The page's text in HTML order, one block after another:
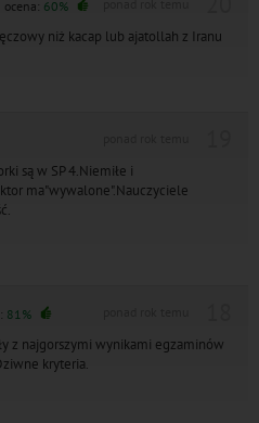
ocena: 60%
niż kacap lub ajatollah z Iranu
są w SP 4.Niemiłe i
ma"wywalone".Nauczyciele
81%
z najgorszymi wynikami egzaminów
kryteria.